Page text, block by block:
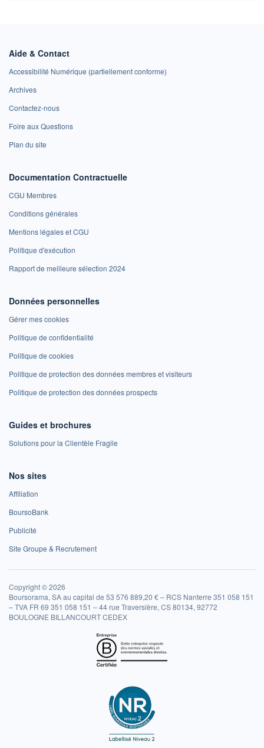
Aide & Contact
Accessibilité Numérique (partiellement conforme)
Archives
Contactez-nous
Foire aux Questions
Plan du site
Documentation Contractuelle
CGU Membres
Conditions générales
Mentions légales et CGU
Politique d'exécution
Rapport de meilleure sélection 2024
Données personnelles
Gérer mes cookies
Politique de confidentialité
Politique de cookies
Politique de protection des données membres et visiteurs
Politique de protection des données prospects
Guides et brochures
Solutions pour la Clientèle Fragile
Nos sites
Affiliation
BoursoBank
Publicité
Site Groupe & Recrutement
Copyright © 2026
Boursorama, SA au capital de 53 576 889,20 € – RCS Nanterre 351 058 151
– TVA FR 69 351 058 151 – 44 rue Traversière, CS 80134, 92772
BOULOGNE BILLANCOURT CEDEX